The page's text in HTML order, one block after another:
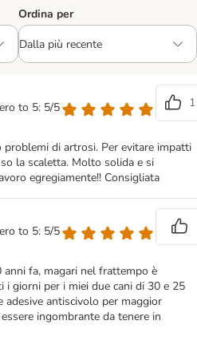
Ordina per
to 5: 5/5
1
di artrosi. Per evitare impatti
la scaletta. Molto solida e si
egregiamente!! Consigliata
to 5: 5/5
fa, magari nel frattempo è
i giorni per i miei due cani di 30 e 25
adesive antiscivolo per maggior
ingombrante da tenere in